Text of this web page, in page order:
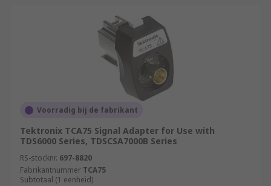
Voorradig bij de fabrikant
Tektronix TCA75 Signal Adapter for Use with
TDS6000 Series, TDSCSA7000B Series
RS-stocknr. 697-8820
Fabrikantnummer TCA75
Subtotaal (1 eenheid)